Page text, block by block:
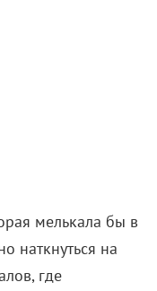
мелькала бы в
наткнуться на
где